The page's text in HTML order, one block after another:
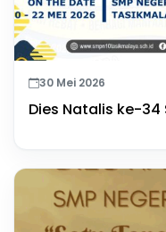
30 Mei 2026
Dies Natalis ke-34